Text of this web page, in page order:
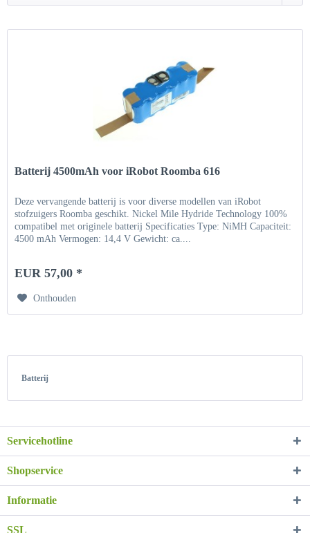
Batterij 4500mAh voor iRobot Roomba 616
Deze vervangende batterij is voor diverse modellen van iRobot
stofzuigers Roomba geschikt. Nickel Mile Hydride Technology 100%
compatibel met originele batterij Specificaties Type: NiMH Capaciteit:
4500 mAh Vermogen: 14,4 V Gewicht: ca....
EUR 57,00 *
Onthouden
Batterij
Servicehotline
Shopservice
Informatie
SSL